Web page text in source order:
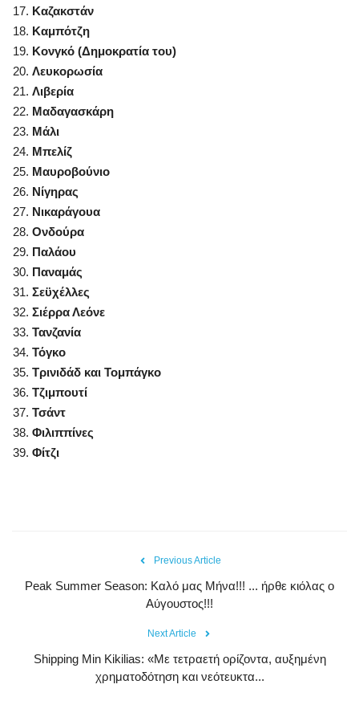
Καζακστάν
Καμπότζη
Κονγκό (Δημοκρατία του)
Λευκορωσία
Λιβερία
Μαδαγασκάρη
Μάλι
Μπελίζ
Μαυροβούνιο
Νίγηρας
Νικαράγουα
Ονδούρα
Παλάου
Παναμάς
Σεϋχέλλες
Σιέρρα Λεόνε
Τανζανία
Τόγκο
Τρινιδάδ και Τομπάγκο
Τζιμπουτί
Τσάντ
Φιλιππίνες
Φίτζι
Previous Article
Peak Summer Season: Kαλό μας Μήνα!!! ... ήρθε κιόλας ο
Αύγουστος!!!
Next Article
Shipping Min Kikilias: «Με τετραετή ορίζοντα, αυξημένη
χρηματοδότηση και νεότευκτα...